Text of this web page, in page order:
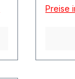
Preise